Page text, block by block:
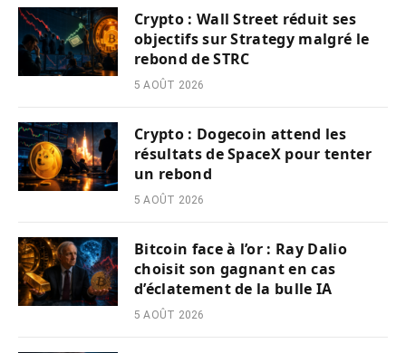
Crypto : Wall Street réduit ses
objectifs sur Strategy malgré le
rebond de STRC
5 AOÛT 2026
Crypto : Dogecoin attend les
résultats de SpaceX pour tenter
un rebond
5 AOÛT 2026
Bitcoin face à l’or : Ray Dalio
choisit son gagnant en cas
d’éclatement de la bulle IA
5 AOÛT 2026